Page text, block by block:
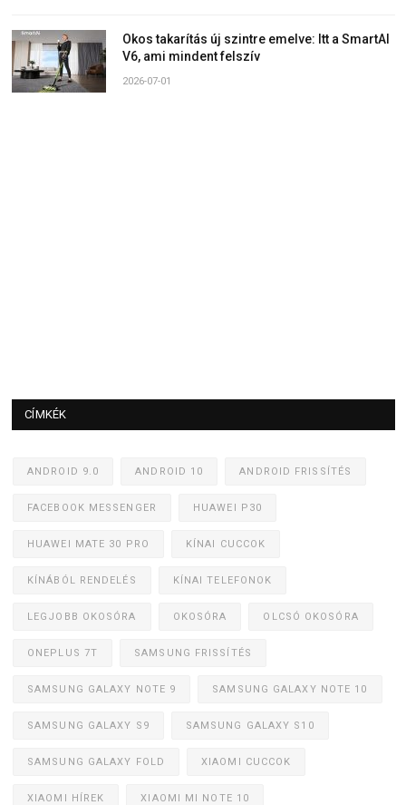
Okos takarítás új szintre emelve: Itt a SmartAI
V6, ami mindent felszív
2026-07-01
CÍMKÉK
ANDROID 9.0 ANDROID 10 ANDROID FRISSÍTÉS
FACEBOOK MESSENGER HUAWEI P30
HUAWEI MATE 30 PRO KÍNAI CUCCOK
KÍNÁBÓL RENDELÉS KÍNAI TELEFONOK
LEGJOBB OKOSÓRA OKOSÓRA OLCSÓ OKOSÓRA
ONEPLUS 7T SAMSUNG FRISSÍTÉS
SAMSUNG GALAXY NOTE 9 SAMSUNG GALAXY NOTE 10
SAMSUNG GALAXY S9 SAMSUNG GALAXY S10
SAMSUNG GALAXY FOLD XIAOMI CUCCOK
XIAOMI HÍREK XIAOMI MI NOTE 10